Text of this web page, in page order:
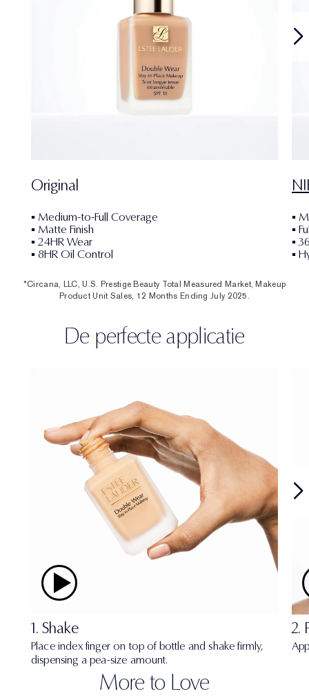
Original
▪ Medium-to-Full Coverage
▪ Matte Finish
▪ 24HR Wear
▪ 8HR Oil Control
▪
▪
▪
▪
*Circana, LLC, U.S. Prestige Beauty Total Measured Market, Makeup
Product Unit Sales, 12 Months Ending July 2025.
De perfecte applicatie
1. Shake
Place index finger on top of bottle and shake firmly,
dispensing a pea-size amount.
2.
More to Love